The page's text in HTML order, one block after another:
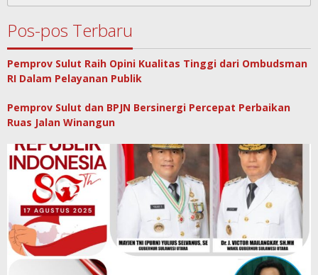
Pos-pos Terbaru
Pemprov Sulut Raih Opini Kualitas Tinggi dari Ombudsman
RI Dalam Pelayanan Publik
Pemprov Sulut dan BPJN Bersinergi Percepat Perbaikan
Ruas Jalan Winangun